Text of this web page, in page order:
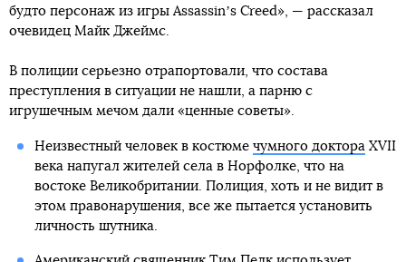
будто персонаж из игры Assassinʼs Creed», — рассказал
очевидец Майк Джеймс.
В полиции серьезно отрапортовали, что состава
преступления в ситуации не нашли, а парню с
игрушечным мечом дали «ценные советы».
Неизвестный человек в костюме чумного доктораXVII
века напугал жителей села в Норфолке, что на
востоке Великобритании. Полиция, хоть и не видит в
этом правонарушения, все же пытается установить
личность шутника.